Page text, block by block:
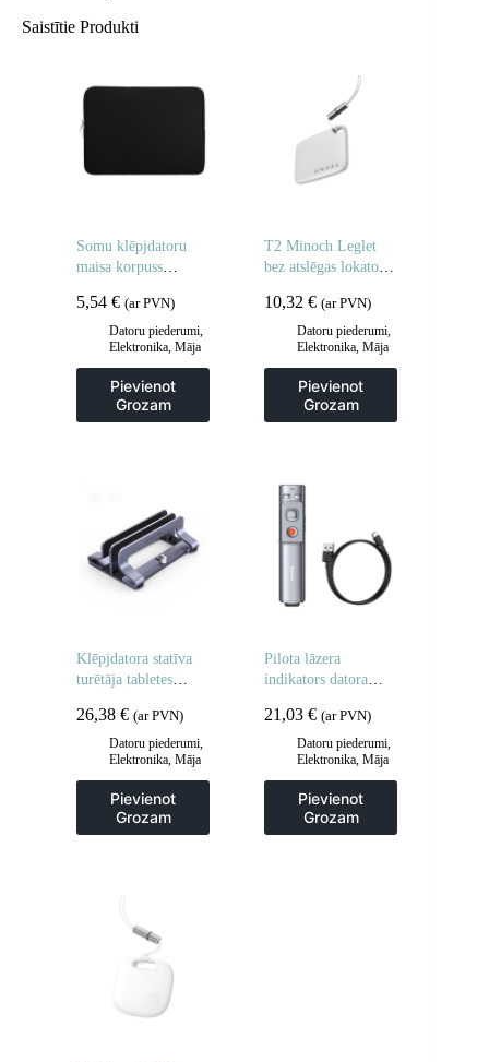
Saistītie Produkti
Somu klēpjdatoru
maisa korpuss
melns
5,54 € (ar PVN)
Datoru piederumi,
Elektronika, Māja
Pievienot
Grozam
T2 Minoch Leglet
bez atslēgas lokatora
baltajiem
10,32€ (ar PVN)
Datoru piederumi,
Elektronika,Māja
Pievienot
Grozam
Klēpjdatora statīva
turētāja tabletes
sudraba alumīnija
tablete
26,38 € (ar PVN)
Datoru piederumi,
Elektronika, Māja
Pievienot
Grozam
Pilota lāzera
indikators datora
iebūvētu oranžu
punktu pelēku
akumulatoru
21,03€ (ar PVN)
Datoru piederumi,
Elektronika,Māja
Pievienot
Grozam